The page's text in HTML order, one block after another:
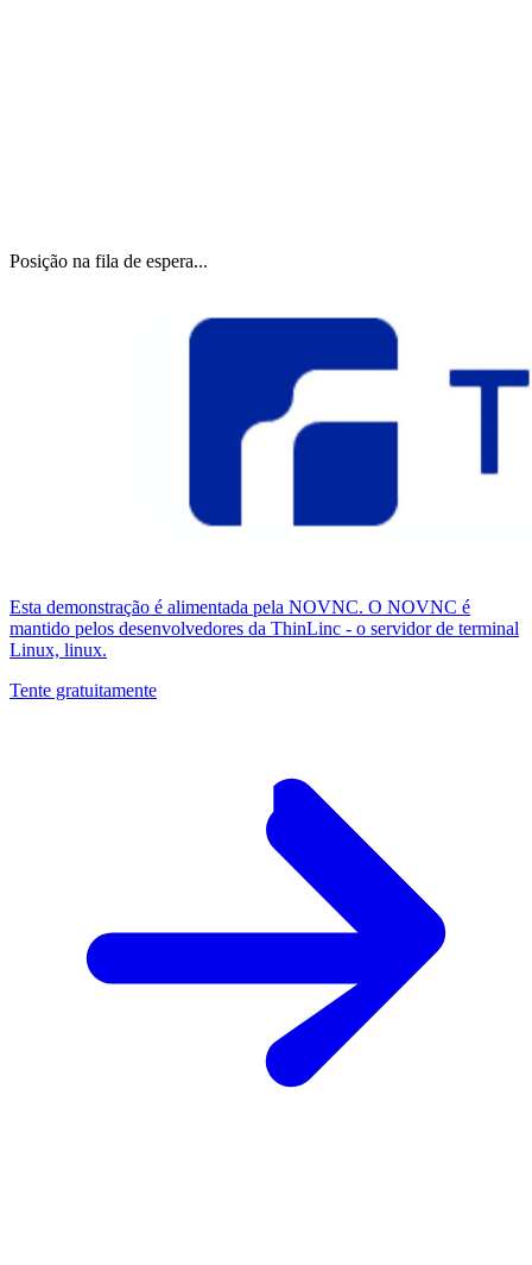
Posição na fila de espera...
Esta demonstração é alimentada pela NOVNC. O NOVNC é
mantido pelos desenvolvedores da ThinLinc - o servidor de terminal
Linux, linux.
Tente gratuitamente